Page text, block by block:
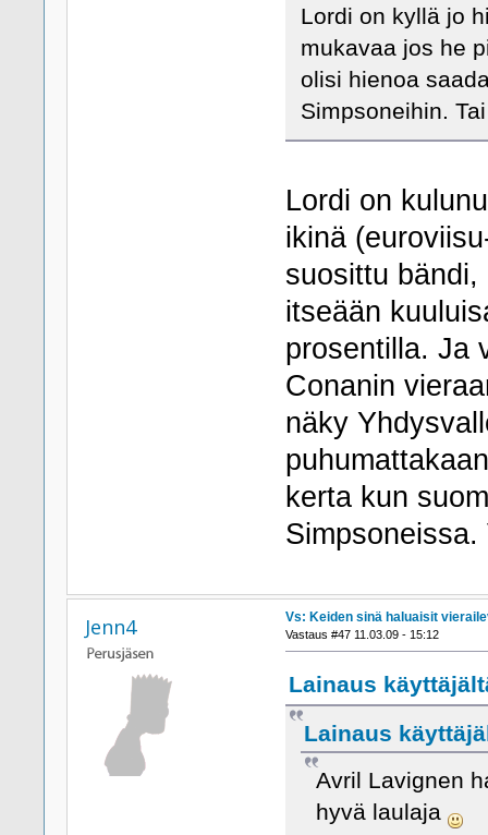
Lordi on kyllä jo
mukavaa jos he
olisi hienoa
Simpsoneihin.
Lordi on
ikinä
suosittu
itseään
prosentilla. Ja
Conanin
näky
kerta kun
Jenn4 Vs: Keiden sinä haluaisit
Vastaus #47 11.03.09 - 15:12
Lainaus
Lainaus
Avril Lavignen
hyvä laulaja